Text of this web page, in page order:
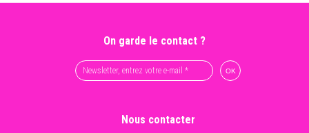
On garde le contact ?
Nous contacter